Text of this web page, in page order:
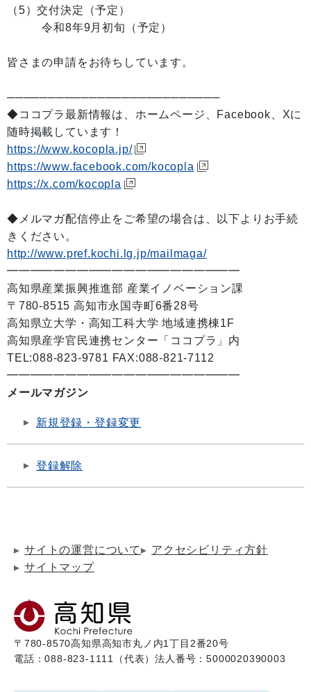
（5）交付決定（予定）
令和8年9月初旬（予定）
皆さまの申請をお待ちしています。
──────────────────────────
◆ココプラ最新情報は、ホームページ、Facebook、Xに
随時掲載しています！
https://www.kocopla.jp/
https://www.facebook.com/kocopla
https://x.com/kocopla
◆メルマガ配信停止をご希望の場合は、以下よりお手続
きください。
http://www.pref.kochi.lg.jp/mailmaga/
━━━━━━━━━━━━━━━━━━━━
高知県産業振興推進部 産業イノベーション課
〒780-8515 高知市永国寺町6番28号
高知県立大学・高知工科大学 地域連携棟1F
高知県産学官民連携センター「ココプラ」内
TEL:088-823-9781 FAX:088-821-7112
━━━━━━━━━━━━━━━━━━━━
メールマガジン
新規登録・登録変更
登録解除
サイトの運営について
アクセシビリティ方針
サイトマップ
〒780-8570高知県高知市丸ノ内1丁目2番20号
電話：088-823-1111（代表）法人番号：5000020390003